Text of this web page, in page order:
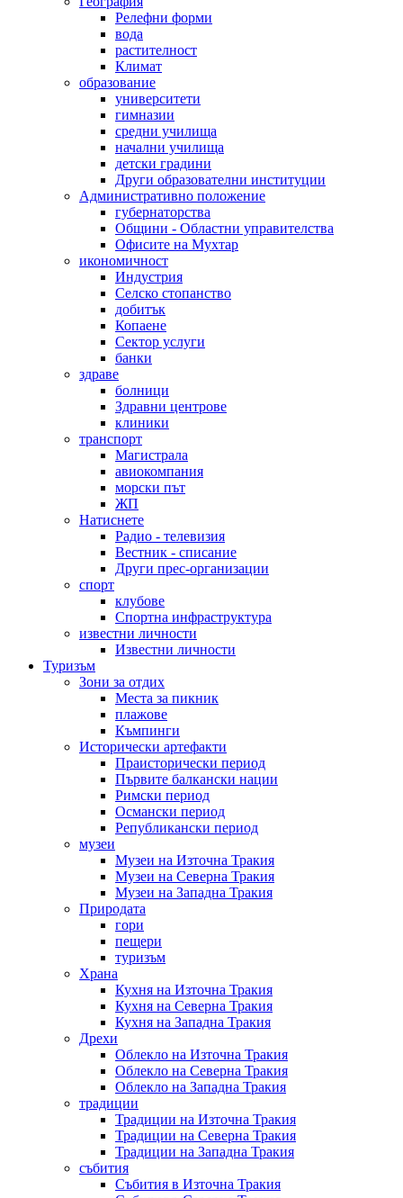
Релефни форми
вода
растителност
Климат
образование
университети
гимназии
средни училища
начални училища
детски градини
Други образователни институции
Административно положение
губернаторства
Общини - Областни управителства
Офисите на Мухтар
икономичност
Индустрия
Селско стопанство
добитък
Копаене
Сектор услуги
банки
здраве
болници
Здравни центрове
клиники
транспорт
Магистрала
авиокомпания
морски път
ЖП
Натиснете
Радио - телевизия
Вестник - списание
Други прес-организации
спорт
клубове
Спортна инфраструктура
известни личности
Известни личности
Туризъм
Зони за отдих
Места за пикник
плажове
Къмпинги
Исторически артефакти
Праисторически период
Първите балкански нации
Римски период
Османски период
Републикански период
музеи
Музеи на Източна Тракия
Музеи на Северна Тракия
Музеи на Западна Тракия
Природата
гори
пещери
туризъм
Храна
Кухня на Източна Тракия
Кухня на Северна Тракия
Кухня на Западна Тракия
Дрехи
Облекло на Източна Тракия
Облекло на Северна Тракия
Облекло на Западна Тракия
традиции
Традиции на Източна Тракия
Традиции на Северна Тракия
Традиции на Западна Тракия
събития
Събития в Източна Тракия